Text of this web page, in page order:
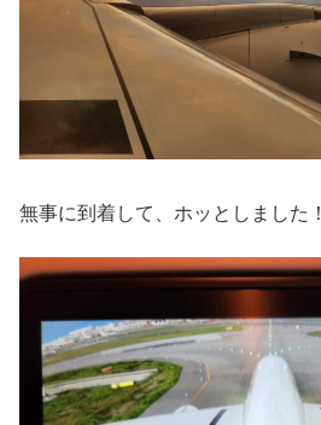
無事に到着して、ホッとしました！